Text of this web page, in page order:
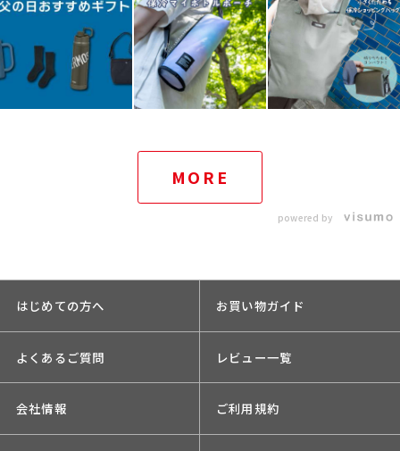
MORE
powered by
はじめての方へ お買い物ガイド
よくあるご質問 レビュー一覧
会社情報 ご利用規約